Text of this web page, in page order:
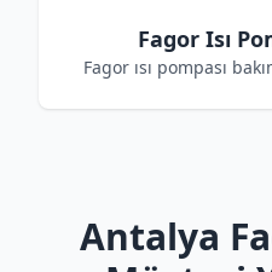
Fagor Isı
Fagor ısı pompası
Antalya